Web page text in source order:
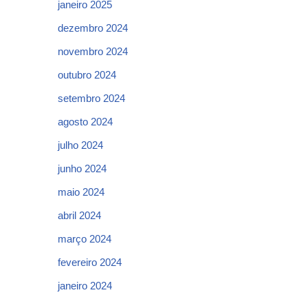
janeiro 2025
dezembro 2024
novembro 2024
outubro 2024
setembro 2024
agosto 2024
julho 2024
junho 2024
maio 2024
abril 2024
março 2024
fevereiro 2024
janeiro 2024